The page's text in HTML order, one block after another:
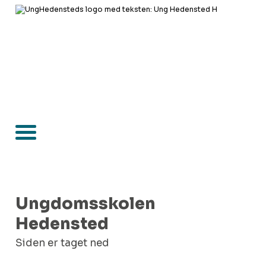
Ungdomsskolen
Hedensted
Siden er taget ned